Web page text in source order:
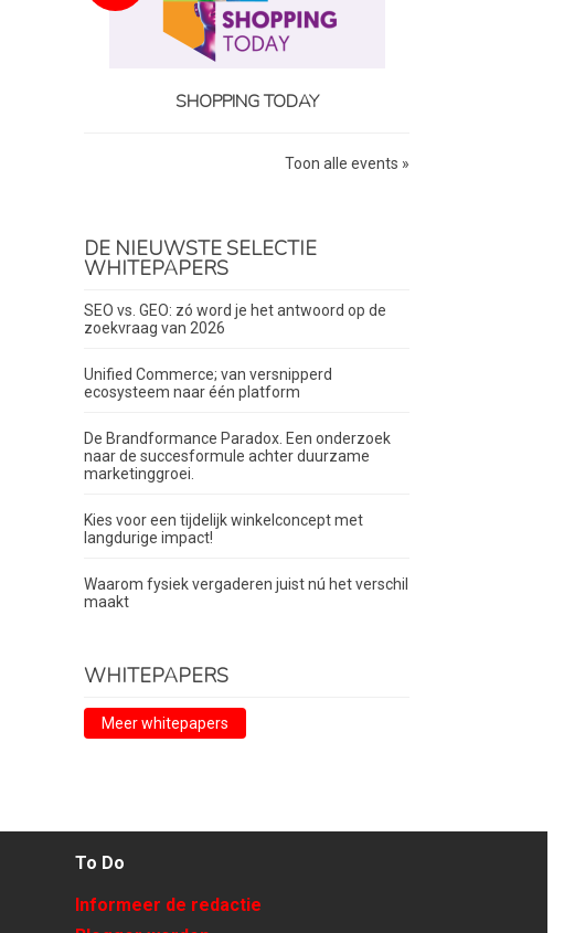
SHOPPING TODAY
Toon alle events »
DE NIEUWSTE SELECTIE
WHITEPAPERS
SEO vs. GEO: zó word je het antwoord op de
zoekvraag van 2026
Unified Commerce; van versnipperd
ecosysteem naar één platform
De Brandformance Paradox. Een onderzoek
naar de succesformule achter duurzame
marketinggroei.
Kies voor een tijdelijk winkelconcept met
langdurige impact!
Waarom fysiek vergaderen juist nú het verschil
maakt
WHITEPAPERS
Meer whitepapers
To Do
Informeer de redactie